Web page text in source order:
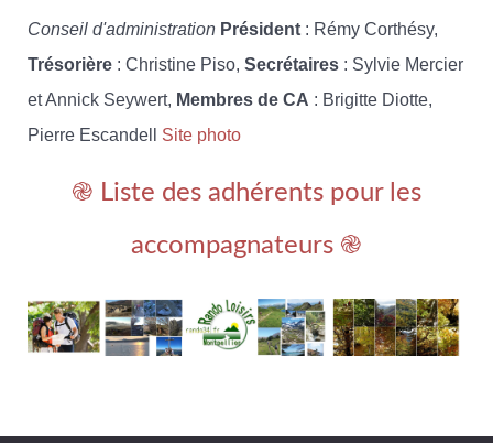
Conseil d'administration Président : Rémy Corthésy,
Trésorière : Christine Piso, Secrétaires : Sylvie Mercier
et Annick Seywert, Membres de CA : Brigitte Diotte,
Pierre Escandell Site photo
֎ Liste des adhérents pour les
accompagnateurs ֎